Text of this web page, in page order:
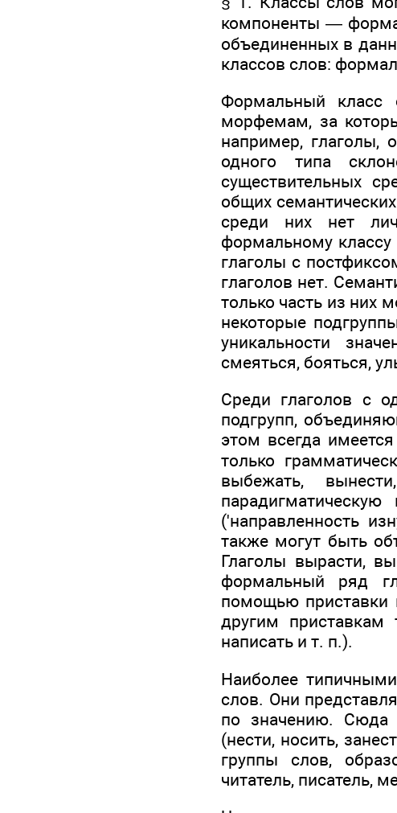
компоненты —
объединенных в
классов слов:
Формальный класс
морфемам, за
например, глаголы,
одного типа
существительных
общих
среди них нет
формальному
глаголы с
глаголов нет.
только часть из них
некоторые
уникальности
смеяться, бояться,
Среди глаголов с
подгрупп,
этом всегда
только
выбежать,
('направленность
также могут быть
Глаголы вырасти,
формальный ряд
помощью приставки
другим приставкам
написать и т. п.).
Наиболее
слов. Они
по значению. Сюда
(нести, носить,
группы слов,
читатель, писатель,